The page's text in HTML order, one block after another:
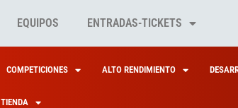
EQUIPOS ENTRADAS-TICKETS
COMPETICIONES ALTO RENDIMIENTO
TIENDA